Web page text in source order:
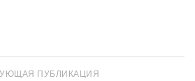
ПУБЛИКАЦИЯ